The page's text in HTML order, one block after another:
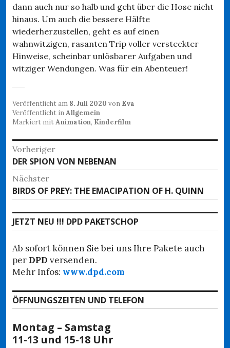
dann auch nur so halb und geht über die Hose nicht
hinaus. Um auch die bessere Hälfte
wiederherzustellen, geht es auf einen
wahnwitzigen, rasanten Trip voller versteckter
Hinweise, scheinbar unlösbarer Aufgaben und
witziger Wendungen. Was für ein Abenteuer!
Veröffentlicht am 8. Juli 2020 von Eva
Veröffentlicht inAllgemein
Markiert mitAnimation, Kinderfilm
Beitragsnavigation
Vorheriger
Vorheriger
Beitrag:
DER SPION VON NEBENAN
Nächster
Nächster
Beitrag:
BIRDS OF PREY: THE EMACIPATION OF H. QUINN
JETZT NEU !!! DPD PAKETSCHOP
Ab sofort können Sie bei uns Ihre Pakete auch
per DPD versenden.
Mehr Infos: www.dpd.com
ÖFFNUNGSZEITEN UND TELEFON
Montag – Samstag
11-13 und 15-18 Uhr